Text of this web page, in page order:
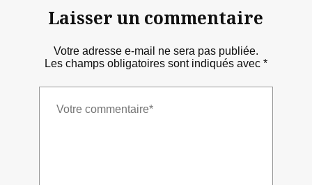
Laisser un commentaire
Votre adresse e-mail ne sera pas publiée.
Les champs obligatoires sont indiqués avec *